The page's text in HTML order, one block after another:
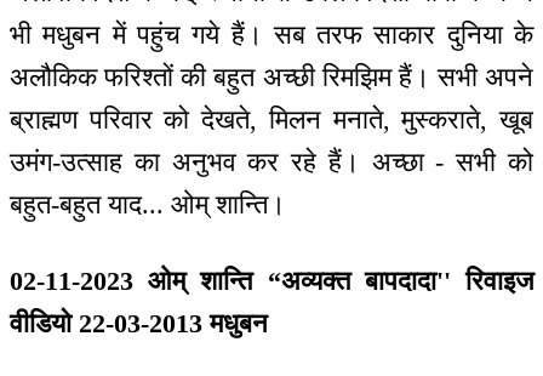
भी मधुबन में पहुंच गये हैं। सब तरफ साकार दुनिया के
अलौकिक फरिश्तों की बहुत अच्छी रिमझिम हैं। सभी अपने
ब्राह्मण परिवार को देखते, मिलन मनाते, मुस्कराते, खूब
उमंग-उत्साह का अनुभव कर रहे हैं। अच्छा - सभी को
बहुत-बहुत याद... ओम् शान्ति।
02-11-2023 ओम् शान्ति “अव्यक्त बापदादा'' रिवाइज
वीडियो 22-03-2013 मधुबन